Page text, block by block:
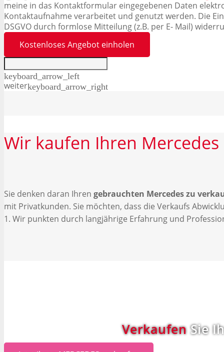
meine in das Kontaktformular eingegebenen Daten
Kontaktaufnahme verarbeitet und genutzt werden. Die
DSGVO durch formlose Mitteilung (z.B. per E- Mail)
Kostenloses Angebot einholen
keyboard_arrow_left
weiterkeyboard_arrow_right
Wir kaufen Ihren Mercedes
Sie denken daran Ihren gebrauchten Mercedes zu
mit Privatkunden. Sie möchten, dass die Verkaufs
1. Wir punkten durch langjährige Erfahrung und
VerkaufenSie